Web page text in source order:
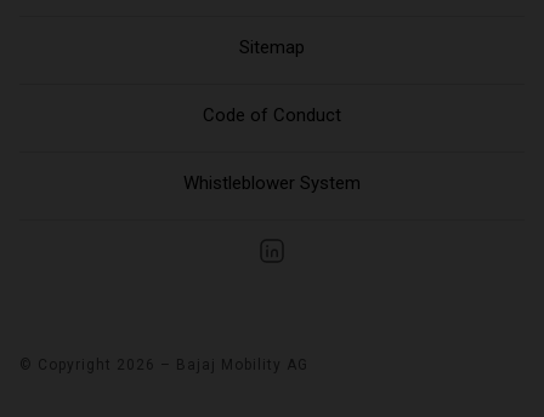
© Copyright 2026 – Bajaj Mobility AG
Sitemap
Code of Conduct
Whistleblower System